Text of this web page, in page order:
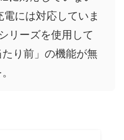
には対応していま
リーズを使用して
り前」の機能が無